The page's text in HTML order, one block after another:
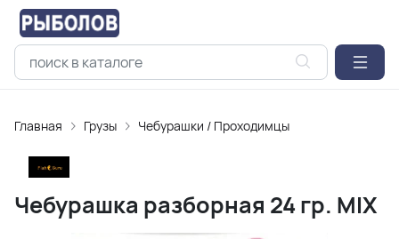
Главная Грузы Чебурашки / Проходимцы
Чебурашка разборная 24 гр. MIX